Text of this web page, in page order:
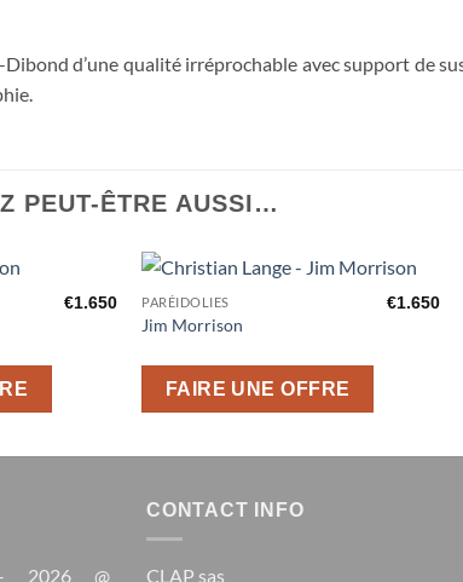
d’une qualité irréprochable avec support de
PEUT-ÊTRE AUSSI…
€1.650 PARÉIDOLIES
Jim Morrison
€1.650
FAIRE UNE OFFRE
2026 @
CONTACT INFO
CLAP sas